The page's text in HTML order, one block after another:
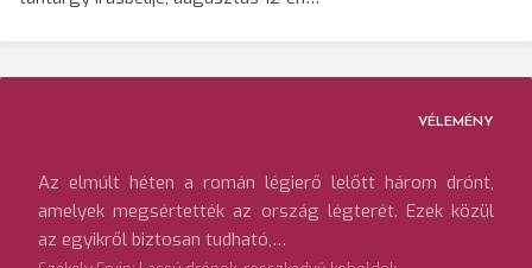
VÉLEMÉNY
Az elmúlt héten a román légierő lelőtt három drónt,
amelyek megsértették az ország légterét. Ezek közül
az egyikről biztosan tudható,…